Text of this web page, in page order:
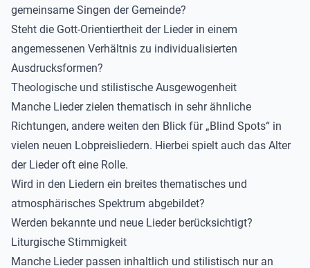
gemeinsame Singen der Gemeinde?
Steht die Gott-Orientiertheit der Lieder in einem
angemessenen Verhältnis zu individualisierten
Ausdrucksformen?
Theologische und stilistische Ausgewogenheit
Manche Lieder zielen thematisch in sehr ähnliche
Richtungen, andere weiten den Blick für „Blind Spots“ in
vielen neuen Lobpreisliedern. Hierbei spielt auch das Alter
der Lieder oft eine Rolle.
Wird in den Liedern ein breites thematisches und
atmosphärisches Spektrum abgebildet?
Werden bekannte und neue Lieder berücksichtigt?
Liturgische Stimmigkeit
Manche Lieder passen inhaltlich und stilistisch nur an